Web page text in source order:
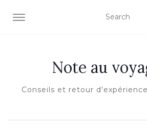
OUVRIR/FERMER LA NAVIGATION
Note au
Conseils et retour